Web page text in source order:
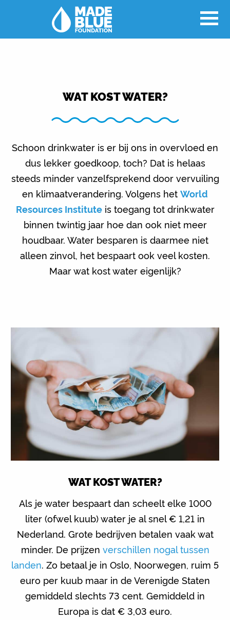
WAT KOST WATER?
Schoon drinkwater is er bij ons in overvloed en
dus lekker goedkoop, toch? Dat is helaas
steeds minder vanzelfsprekend door vervuiling
en klimaatverandering. Volgens het World
Resources Instituteis toegang tot drinkwater
binnen twintig jaar hoe dan ook niet meer
houdbaar. Water besparen is daarmee niet
alleen zinvol, het bespaart ook veel kosten.
Maar wat kost water eigenlijk?
WAT KOST WATER?
Als je water bespaart dan scheelt elke 1000
liter (ofwel kuub) water je al snel € 1,21 in
Nederland. Grote bedrijven betalen vaak wat
minder. De prijzen verschillen nogal tussen
landen. Zo betaal je in Oslo, Noorwegen, ruim 5
euro per kuub maar in de Verenigde Staten
gemiddeld slechts 73 cent. Gemiddeld in
Europa is dat € 3,03 euro.